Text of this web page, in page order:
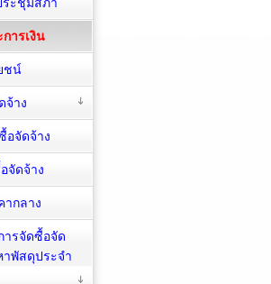
ารเงิน
ชน์
จ้าง
อจัดจ้าง
จัดจ้าง
ากลาง
ารจัดซื้อจัด
าพัสดุประจำ